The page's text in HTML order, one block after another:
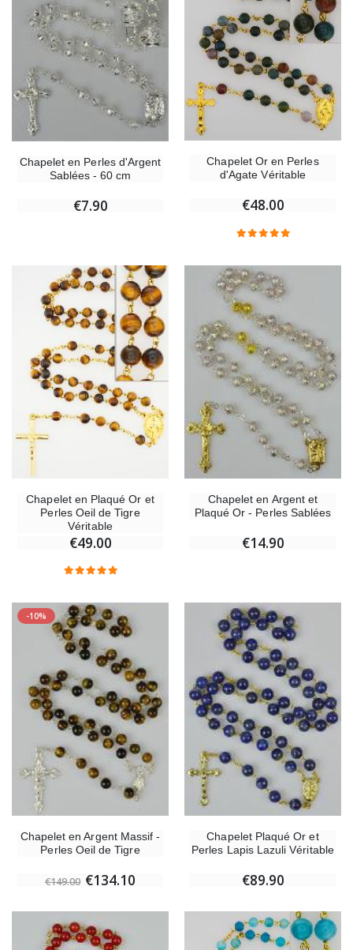
Chapelet en Perles d'Argent
Sablées - 60 cm
€7.90
Chapelet Or en Perles
d'Agate Véritable
€48.00
Chapelet en Plaqué Or et
Perles Oeil de Tigre
Véritable
€49.00
Chapelet en Argent et
Plaqué Or - Perles Sablées
€14.90
-10%
Chapelet en Argent Massif -
Perles Oeil de Tigre
€149.00 €134.10
Chapelet Plaqué Or et
Perles Lapis Lazuli Véritable
€89.90